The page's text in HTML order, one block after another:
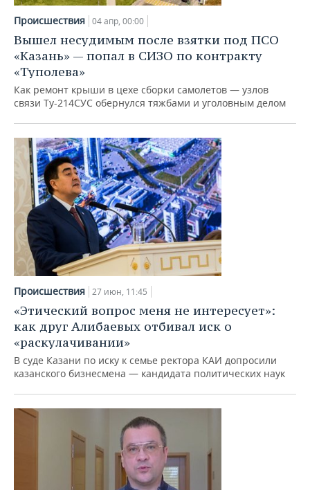
Происшествия 04 апр, 00:00
Вышел несудимым после взятки под ПСО
«Казань» — попал в СИЗО по контракту
«Туполева»
Как ремонт крыши в цехе сборки самолетов — узлов
связи Ту-214СУС обернулся тяжбами и уголовным делом
Происшествия 27 июн, 11:45
«Этический вопрос меня не интересует»:
как друг Алибаевых отбивал иск о
«раскулачивании»
В суде Казани по иску к семье ректора КАИ допросили
казанского бизнесмена — кандидата политических наук